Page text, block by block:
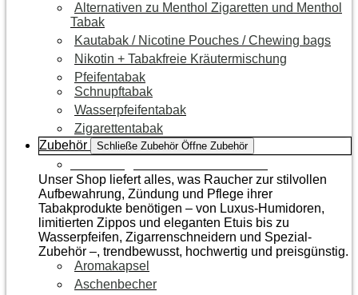
Alternativen zu Menthol Zigaretten und Menthol
Tabak
Kautabak / Nicotine Pouches / Chewing bags
Nikotin + Tabakfreie Kräutermischung
Pfeifentabak
Schnupftabak
Wasserpfeifentabak
Zigarettentabak
Zubehör
Schließe Zubehör Öffne Zubehör
Unser Shop liefert alles, was Raucher zur stilvollen
Aufbewahrung, Zündung und Pflege ihrer
Tabakprodukte benötigen – von Luxus-Humidoren,
limitierten Zippos und eleganten Etuis bis zu
Wasserpfeifen, Zigarrenschneidern und Spezial-
Zubehör –, trendbewusst, hochwertig und preisgünstig.
Aromakapsel
Aschenbecher